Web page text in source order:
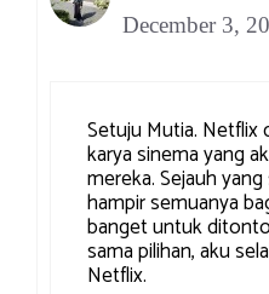
December 3,
Setuju Mutia. Netflix
karya sinema yang
mereka. Sejauh
hampir semuanya
banget untuk
sama pilihan, aku
Netflix.